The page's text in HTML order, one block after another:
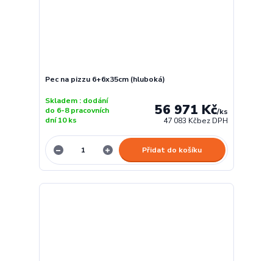
Pec na pizzu 6+6x35cm (hluboká)
56 971 Kč/ks
47 083 Kčbez DPH
Skladem : dodání
do 6-8 pracovních
dní 10 ks
Přidat do košíku